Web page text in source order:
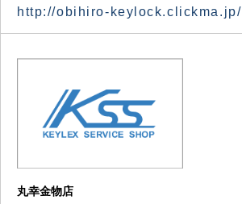
http://obihiro-keylock.clickma.jp/
丸幸金物店